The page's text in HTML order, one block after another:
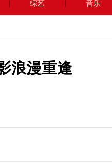
综艺 音乐
浪漫重逢